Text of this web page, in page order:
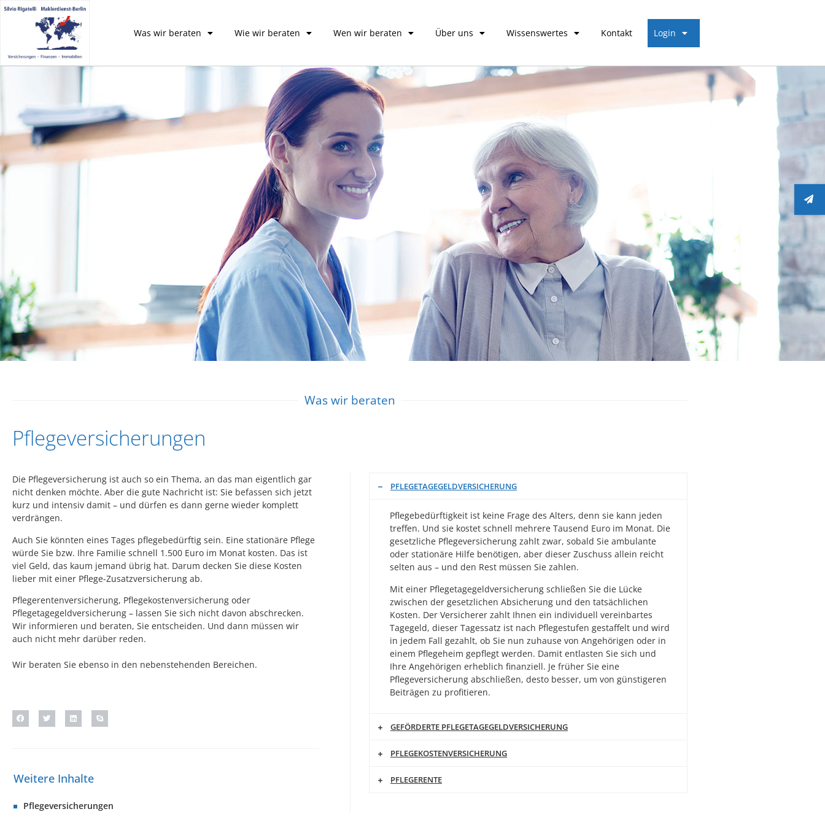
Was wir beraten Wie wir beraten Wen wir beraten Über uns Wissenswertes Kontakt Login
Was wir beraten
Pflegeversicherungen
Die Pflegeversicherung ist auch so ein Thema, an das man eigentlich gar
nicht denken möchte. Aber die gute Nachricht ist: Sie befassen sich jetzt
kurz und intensiv damit – und dürfen es dann gerne wieder komplett
verdrängen.
Auch Sie könnten eines Tages pflegebedürftig sein. Eine stationäre Pflege
würde Sie bzw. Ihre Familie schnell 1.500 Euro im Monat kosten. Das ist
viel Geld, das kaum jemand übrig hat. Darum decken Sie diese Kosten
lieber mit einer Pflege-Zusatzversicherung ab.
Pflegerentenversicherung, Pflegekostenversicherung oder
Pflegetagegeldversicherung – lassen Sie sich nicht davon abschrecken.
Wir informieren und beraten, Sie entscheiden. Und dann müssen wir
auch nicht mehr darüber reden.
Wir beraten Sie ebenso in den nebenstehenden Bereichen.
Pflegeversicherungen
PFLEGETAGEGELDVERSICHERUNG
Pflegebedürftigkeit ist keine Frage des Alters, denn sie kann jeden
treffen. Und sie kostet schnell mehrere Tausend Euro im Monat. Die
gesetzliche Pflegeversicherung zahlt zwar, sobald Sie ambulante
oder stationäre Hilfe benötigen, aber dieser Zuschuss allein reicht
selten aus – und den Rest müssen Sie zahlen.
Mit einer Pflegetagegeldversicherung schließen Sie die Lücke
zwischen der gesetzlichen Absicherung und den tatsächlichen
Kosten. Der Versicherer zahlt Ihnen ein individuell vereinbartes
Tagegeld, dieser Tagessatz ist nach Pflegestufen gestaffelt und wird
in jedem Fall gezahlt, ob Sie nun zuhause von Angehörigen oder in
einem Pflegeheim gepflegt werden. Damit entlasten Sie sich und
Ihre Angehörigen erheblich finanziell. Je früher Sie eine
Pflegeversicherung abschließen, desto besser, um von günstigeren
Beiträgen zu profitieren.
GEFÖRDERTE PFLEGETAGEGELDVERSICHERUNG
PFLEGEKOSTENVERSICHERUNG
PFLEGERENTE